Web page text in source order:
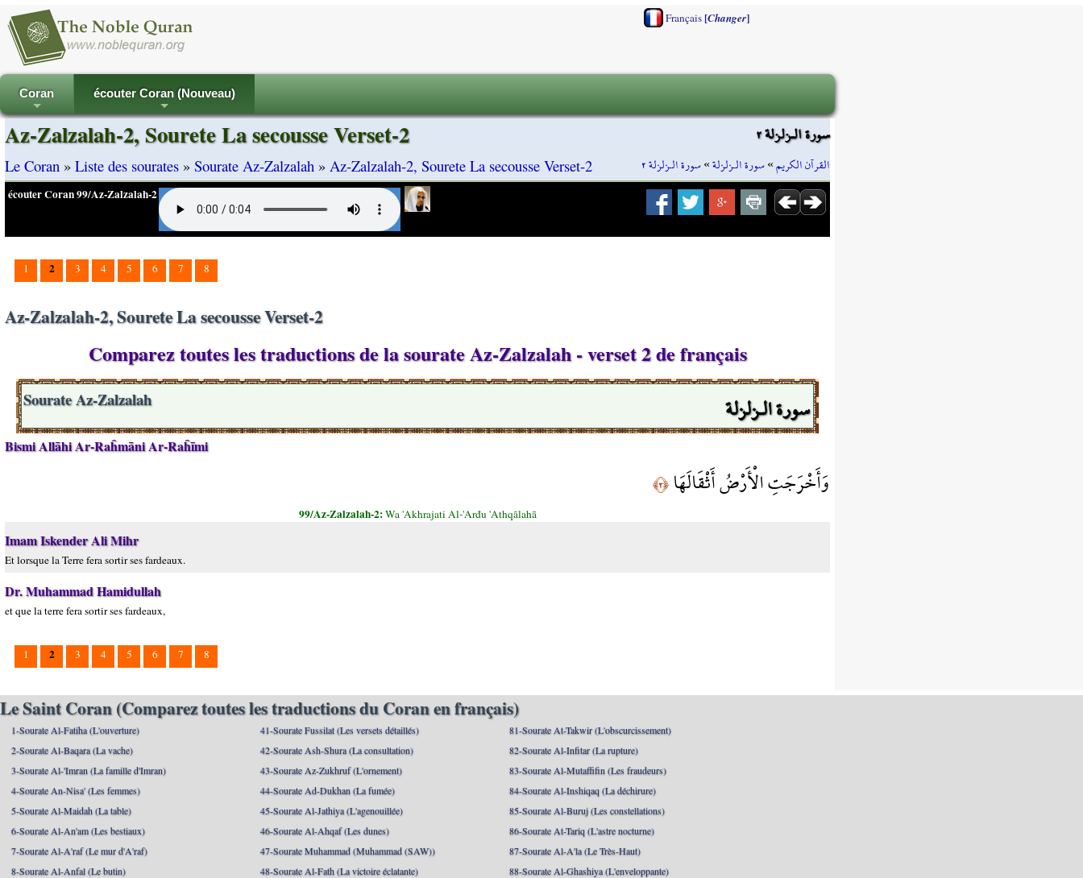
Français[Changer]
+
Coran
+
écouter Coran (Nouveau)
سورة الـزلزلة ٢
القرآن الكريم»سورة الـزلزلة»سورة الـزلزلة ٢
Az-Zalzalah-2, Sourete La secousse Verset-2
Le Coran » Liste des sourates » Sourate Az-Zalzalah » Az-Zalzalah-2, Sourete La secousse Verset-2
écouter Coran 99/Az-Zalzalah-2
1 2 3 4 5 6 7 8
Az-Zalzalah-2, Sourete La secousse Verset-2
Comparez toutes les traductions de la sourate Az-Zalzalah - verset 2 de français
سورة الـزلزلة Sourate Az-Zalzalah
Bismi Allāhi Ar-Raĥmāni Ar-Raĥīmi
وَأَخْرَجَتِ الْأَرْضُ أَثْقَالَهَا﴿٢﴾
99/Az-Zalzalah-2:Wa 'Akhrajati Al-'Arđu 'Athqālahā
Imam Iskender Ali Mihr
Et lorsque la Terre fera sortir ses fardeaux.
Dr. Muhammad Hamidullah
et que la terre fera sortir ses fardeaux,
1 2 3 4 5 6 7 8
Le Saint Coran (Comparez toutes les traductions du Coran en français)
1-Sourate Al-Fatiha (L'ouverture)
2-Sourate Al-Baqara (La vache)
3-Sourate Al-'Imran (La famille d'Imran)
4-Sourate An-Nisa' (Les femmes)
5-Sourate Al-Maidah (La table)
6-Sourate Al-An'am (Les bestiaux)
7-Sourate Al-A'raf (Le mur d'A'raf)
8-Sourate Al-Anfal (Le butin)
41-Sourate Fussilat (Les versets détaillés)
42-Sourate Ash-Shura (La consultation)
43-Sourate Az-Zukhruf (L'ornement)
44-Sourate Ad-Dukhan (La fumée)
45-Sourate Al-Jathiya (L'agenouillée)
46-Sourate Al-Ahqaf (Les dunes)
47-Sourate Muhammad (Muhammad (SAW))
48-Sourate Al-Fath (La victoire éclatante)
81-Sourate At-Takwir (L'obscurcissement)
82-Sourate Al-Infitar (La rupture)
83-Sourate Al-Mutaffifin (Les fraudeurs)
84-Sourate Al-Inshiqaq (La déchirure)
85-Sourate Al-Buruj (Les constellations)
86-Sourate At-Tariq (L'astre nocturne)
87-Sourate Al-A'la (Le Très-Haut)
88-Sourate Al-Ghashiya (L'enveloppante)